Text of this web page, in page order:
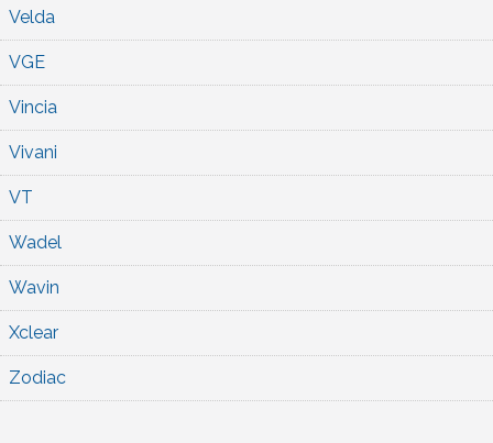
Velda
VGE
Vincia
Vivani
VT
Wadel
Wavin
Xclear
Zodiac